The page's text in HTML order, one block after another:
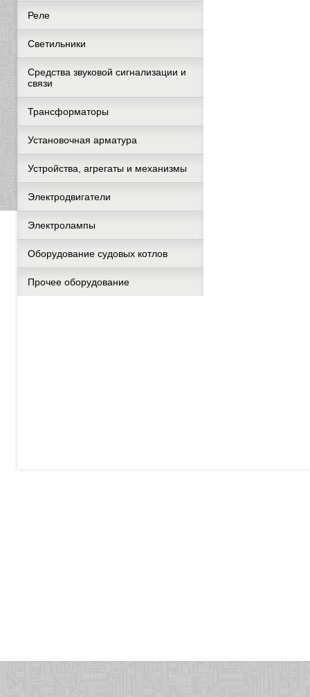
Реле
Светильники
Средства звуковой сигнализации и
связи
Трансформаторы
Установочная арматура
Устройства, агрегаты и механизмы
Электродвигатели
Электролампы
Оборудование судовых котлов
Прочее оборудование